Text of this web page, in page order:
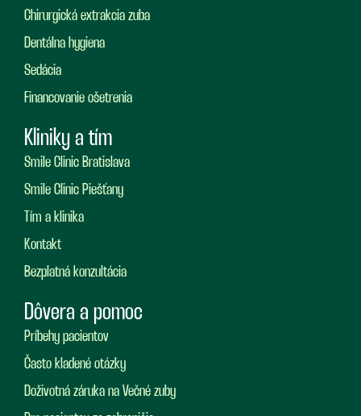
Chirurgická extrakcia zuba
Dentálna hygiena
Sedácia
Financovanie ošetrenia
Kliniky a tím
Smile Clinic Bratislava
Smile Clinic Piešťany
Tím a klinika
Kontakt
Bezplatná konzultácia
Dôvera a pomoc
Príbehy pacientov
Často kladené otázky
Doživotná záruka na Večné zuby